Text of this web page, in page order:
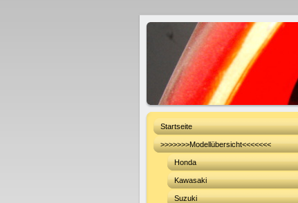
Startseite
>>>>>>>Modellübersicht<<<<<<<
Honda
Kawasaki
Suzuki